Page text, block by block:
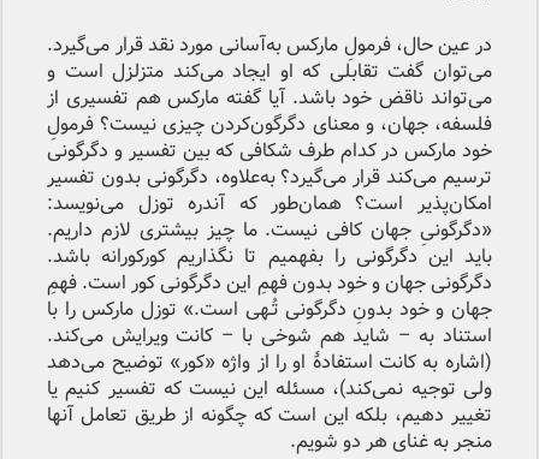
در عین حال، فرمولِ مارکس به‌آسانی مورد نقد قرار می‌گیرد.
می‌توان گفت تقابلی که او ایجاد می‌کند متزلزل است و
می‌تواند ناقض خود باشد. آیا گفته مارکس هم تفسیری از
فلسفه، جهان، و معنای دگرگون‌کردن چیزی نیست؟ فرمولِ
خود مارکس در کدام طرف شکافی که بین تفسیر و دگرگونی
ترسیم می‌کند قرار می‌گیرد؟ به‌علاوه، دگرگونی بدون تفسیر
امکان‌پذیر است؟ همان‌طور که آندره توزل می‌نویسد:
«دگرگونیِ جهان کافی نیست. ما چیز بیشتری لازم داریم.
باید این دگرگونی را بفهمیم تا نگذاریم کورکورانه باشد.
دگرگونی جهان و خود بدون فهمِ این دگرگونی کور است. فهمِ
جهان و خود بدونِ دگرگونی تُـهی است.» توزل مارکس را با
استناد به – شاید هم شوخی با – کانت ویرایش می‌کند.
(اشاره به کانت استفادهٔ او را از واژه «کور» توضیح می‌دهد
ولی توجیه نمی‌کند)، مسئله این نیست که تفسیر کنیم یا
تغییر دهیم، بلکه این است که چگونه از طریق تعامل آنها
منجر به غنای هر دو شویم.